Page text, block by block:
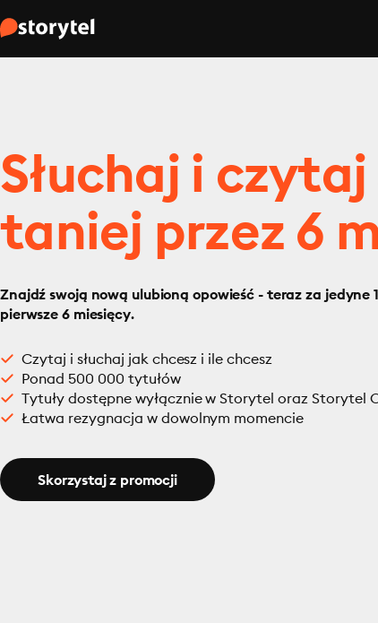
Słuchaj i
taniej przez 6
Znajdź swoją nową ulubioną opowieść - teraz za jedyne
pierwsze 6 miesięcy.
Czytaj i słuchaj jak chcesz i ile chcesz
Ponad 500 000 tytułów
Tytuły dostępne wyłącznie w Storytel oraz Storytel
Łatwa rezygnacja w dowolnym momencie
Skorzystaj z promocji